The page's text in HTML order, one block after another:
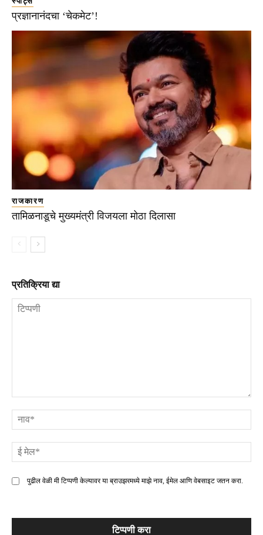
प्रज्ञानानंदचा ‘चेकमेट’!
राजकारण
तामिळनाडूचे मुख्यमंत्री विजयला मोठा दिलासा
प्रतिक्रिया द्या
पुढील वेळी मी टिप्पणी केल्यावर या ब्राउझरमध्ये माझे नाव, ईमेल आणि वेबसाइट जतन करा.